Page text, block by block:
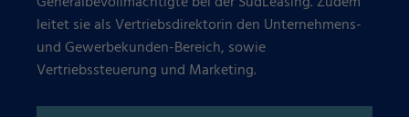
leitet sie als Vertriebsdirektorin den Unternehmens-
und Gewerbekunden-Bereich, sowie
Vertriebssteuerung und Marketing.